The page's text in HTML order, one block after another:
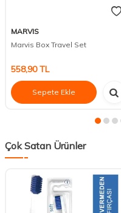
MARVIS
Marvis Box Travel Set
558,90TL
Sepete Ekle
Çok Satan Ürünler